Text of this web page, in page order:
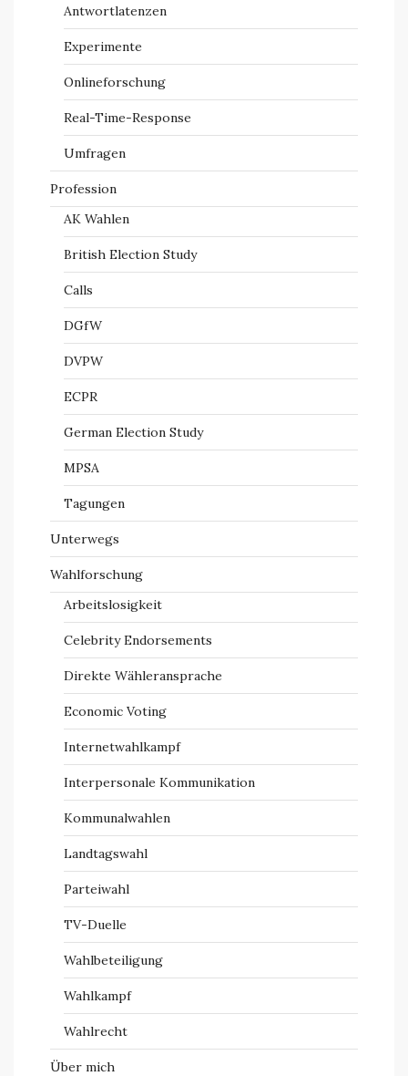
Antwortlatenzen
Experimente
Onlineforschung
Real-Time-Response
Umfragen
Profession
AK Wahlen
British Election Study
Calls
DGfW
DVPW
ECPR
German Election Study
MPSA
Tagungen
Unterwegs
Wahlforschung
Arbeitslosigkeit
Celebrity Endorsements
Direkte Wähleransprache
Economic Voting
Internetwahlkampf
Interpersonale Kommunikation
Kommunalwahlen
Landtagswahl
Parteiwahl
TV-Duelle
Wahlbeteiligung
Wahlkampf
Wahlrecht
Über mich